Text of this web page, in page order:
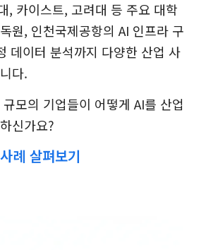
, 카이스트, 고려대 등 주요 대학
원, 인천국제공항의 AI 인프라 구
데이터 분석까지 다양한 산업 사
다.
모의 기업들이 어떻게 AI를 산업
신가요?
례 살펴보기